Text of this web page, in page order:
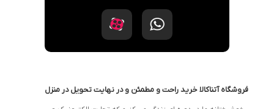
فروشگاه آتناکالا خرید راحت و مطمئن و در نهایت تحویل در منزل